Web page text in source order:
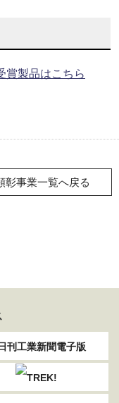
賞製品はこちら
彰事業一覧へ戻る